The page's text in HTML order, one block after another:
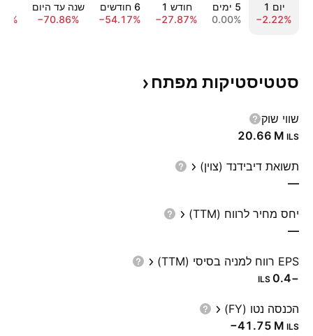
יום ‎1‎
−2.22%
‎5‎ ימים
0.00%
חודש ‎1‎
−27.87%
‎6‎ חודשים
−54.17%
שנה עד היום
−70.86%
סטטיסטיקות מפתח
שווי שוק
‪20.66 M‬ ILS
תשואת דיבידנד (צוין)
—
יחס מחיר לרווח (TTM)
—
EPS רווח למניה בסיסי (TTM)
−0.4
ILS
הכנסה נטו (FY)
‪−41.75 M‬ ILS